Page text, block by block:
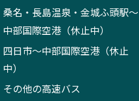
桑名・長島温泉・金城ふ頭駅～
中部国際空港（休止中）
四日市～中部国際空港（休止
中）
その他の高速バス